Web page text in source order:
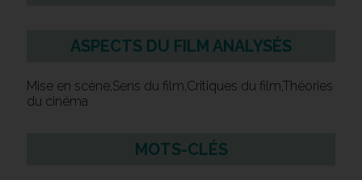
ASPECTS DU FILM ANALYSÉS
Mise en scène,Sens du film,Critiques du film,Théories
du cinéma
MOTS-CLÉS